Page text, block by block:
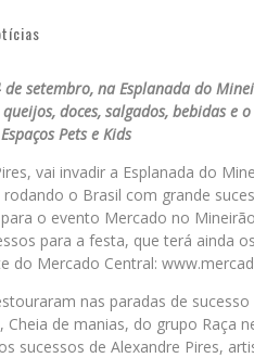
setembro, na Esplanada do
doces, salgados, bebidas e
Pets e Kids
vai invadir a Esplanada do
o Brasil com grande
o evento Mercado no
para a festa, que terá ainda
Mercado Central:
nas paradas de
de manias, do grupo Raça
sucessos de Alexandre Pires,